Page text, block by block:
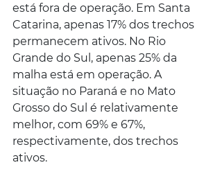
está fora de operação. Em Santa
Catarina, apenas 17% dos trechos
permanecem ativos. No Rio
Grande do Sul, apenas 25% da
malha está em operação. A
situação no Paraná e no Mato
Grosso do Sul é relativamente
melhor, com 69% e 67%,
respectivamente, dos trechos
ativos.